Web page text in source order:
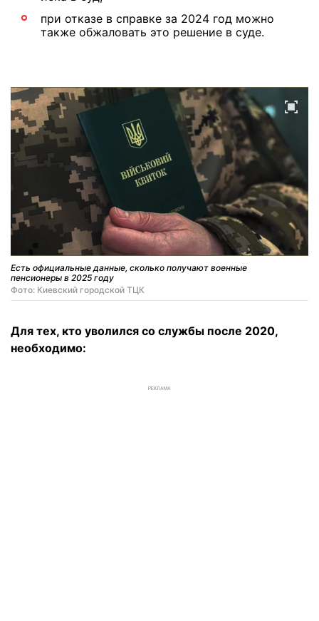
при отказе в справке за 2024 год можно
также обжаловать это решение в суде.
Есть официальные данные, сколько получают военные
пенсионеры в 2025 году
Фото: Киевский городской ТЦК
Для тех, кто уволился со службы после 2020,
необходимо:
РЕКЛАМА